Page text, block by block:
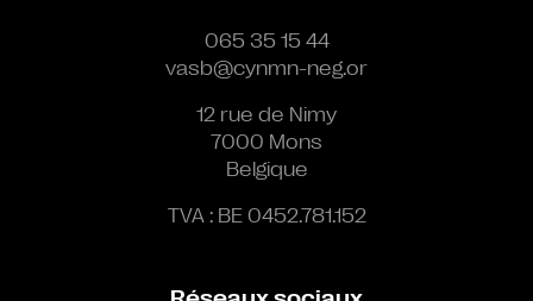
065 35 15 44
vasb@cynmn-neg.or
12 rue de Nimy
7000 Mons
Belgique
TVA : BE 0452.781.152